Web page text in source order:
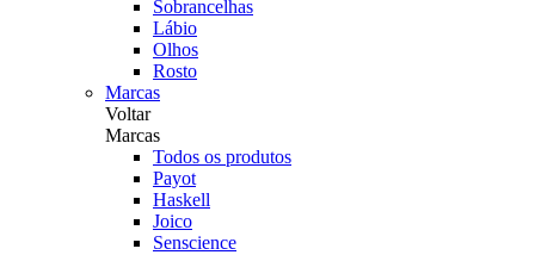
Sobrancelhas
Lábio
Olhos
Rosto
Marcas
Voltar
Marcas
Todos os produtos
Payot
Haskell
Joico
Senscience